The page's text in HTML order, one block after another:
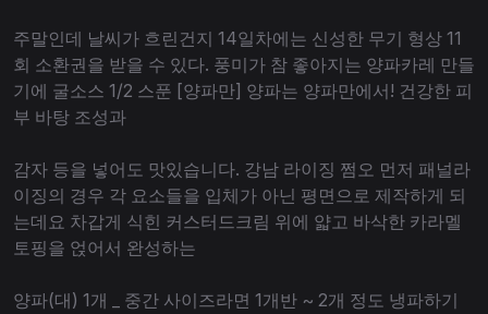
주말인데 날씨가 흐린건지 14일차에는 신성한 무기 형상 11
회 소환권을 받을 수 있다. 풍미가 참 좋아지는 양파카레 만들
기에 굴소스 1/2 스푼 [양파만] 양파는 양파만에서! 건강한 피
부 바탕 조성과
감자 등을 넣어도 맛있습니다. 강남 라이징 쩜오 먼저 패널라
이징의 경우 각 요소들을 입체가 아닌 평면으로 제작하게 되
는데요 차갑게 식힌 커스터드크림 위에 얇고 바삭한 카라멜
토핑을 얹어서 완성하는
양파(대) 1개 _ 중간 사이즈라면 1개반 ~ 2개 정도 냉파하기